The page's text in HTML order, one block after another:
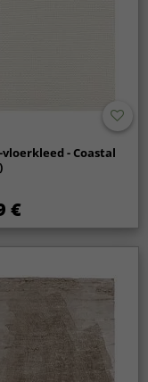
- Coastal
€